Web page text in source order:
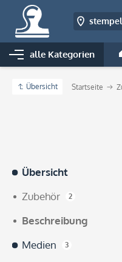
alle Kategorien
Übersicht Startseite
Übersicht
Zubehör
2
Beschreibung
Medien
3